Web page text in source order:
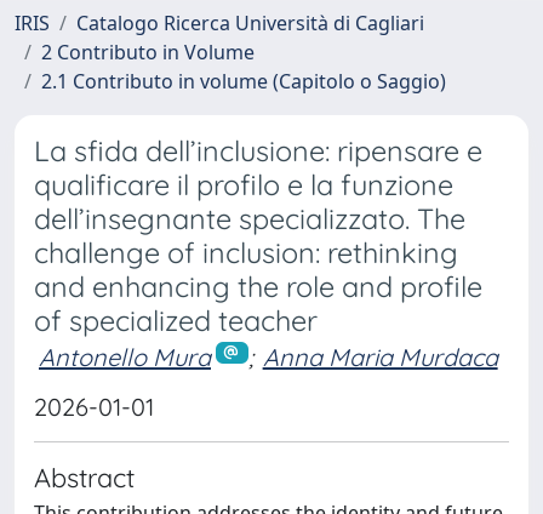
IRIS
Catalogo Ricerca Università di Cagliari
2 Contributo in Volume
2.1 Contributo in volume (Capitolo o Saggio)
La sfida dell’inclusione: ripensare e
qualificare il profilo e la funzione
dell’insegnante specializzato. The
challenge of inclusion: rethinking
and enhancing the role and profile
of specialized teacher
Antonello Mura ; Anna Maria Murdaca
2026-01-01
Abstract